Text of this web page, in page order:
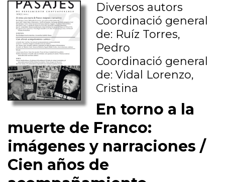
Diversos autors
Coordinació general
de: Ruíz Torres,
Pedro
Coordinació general
de: Vidal Lorenzo,
Cristina
En torno a la
muerte de Franco:
imágenes y narraciones /
Cien años de